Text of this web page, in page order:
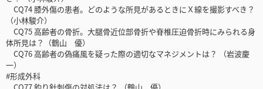
CQ74 膝外傷の患者。どのような所見があるときにＸ線を撮影すべき？
（小林駿介）
CQ75 高齢者の骨折。大腿骨近位部骨折や脊椎圧迫骨折時にみられる身
体所見は？（鶴山 優）
CQ76 高齢者の偽痛風を疑った際の適切なマネジメントは？ （岩波慶
一）
#形成外科